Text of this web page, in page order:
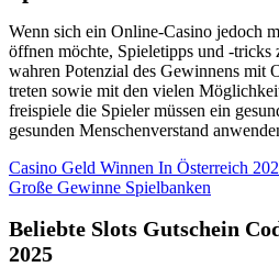
Wenn sich ein Online-Casino jedoch
öffnen möchte, Spieletipps und -tricks
wahren Potenzial des Gewinnens mit
treten sowie mit den vielen
freispiele die Spieler müssen ein
gesunden Menschenverstand
Casino Geld Winnen In Österreich
Große Gewinne Spielbanken
Beliebte Slots Gutschein
2025